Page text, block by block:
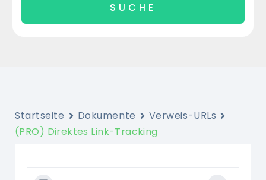
Startseite Dokumente
Verweis-URLs
(PRO) Direktes Link-Tracking